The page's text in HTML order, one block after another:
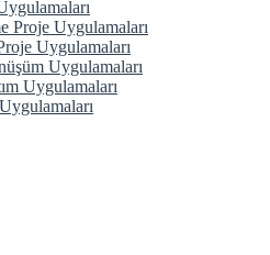
Proje Uygulamaları
Uygulamaları
Uygulamaları
Uygulamaları